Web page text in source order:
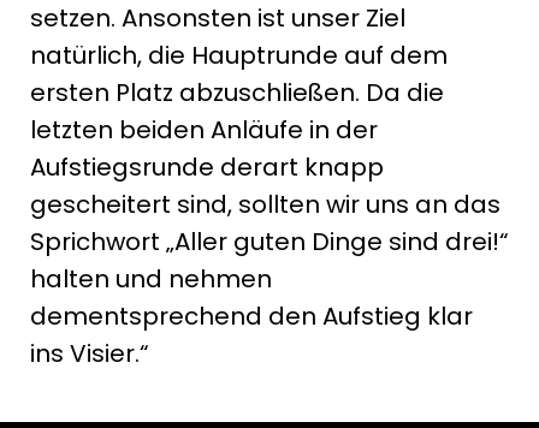
setzen. Ansonsten ist unser Ziel
natürlich, die Hauptrunde auf dem
ersten Platz abzuschließen. Da die
letzten beiden Anläufe in der
Aufstiegsrunde derart knapp
gescheitert sind, sollten wir uns an das
Sprichwort „Aller guten Dinge sind drei!“
halten und nehmen
dementsprechend den Aufstieg klar
ins Visier.“